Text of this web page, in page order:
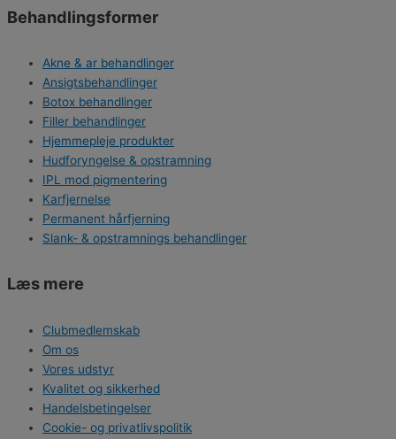
Behandlingsformer
Akne & ar behandlinger
Ansigtsbehandlinger
Botox behandlinger
Filler behandlinger
Hjemmepleje produkter
Hudforyngelse & opstramning
IPL mod pigmentering
Karfjernelse
Permanent hårfjerning
Slank- & opstramnings behandlinger
Læs mere
Clubmedlemskab
Om os
Vores udstyr
Kvalitet og sikkerhed
Handelsbetingelser
Cookie- og privatlivspolitik